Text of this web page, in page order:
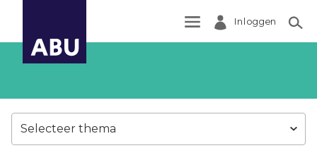
Inloggen
Selecteer thema